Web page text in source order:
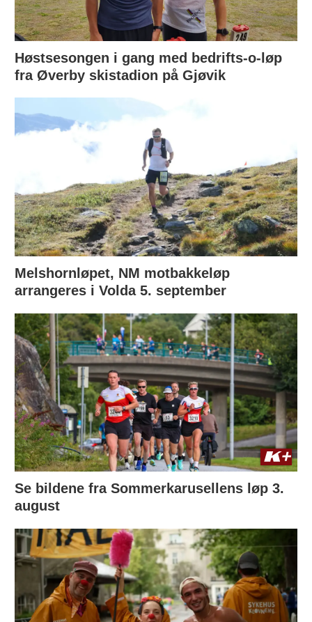
Høstsesongen i gang med bedrifts-o-løp
fra Øverby skistadion på Gjøvik
Melshornløpet, NM motbakkeløp
arrangeres i Volda 5. september
Se bildene fra Sommerkarusellens løp 3.
august